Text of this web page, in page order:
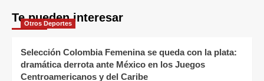
Te pueden interesar
Otros Deportes
Selección Colombia Femenina se queda con la plata:
dramática derrota ante México en los Juegos
Centroamericanos y del Caribe